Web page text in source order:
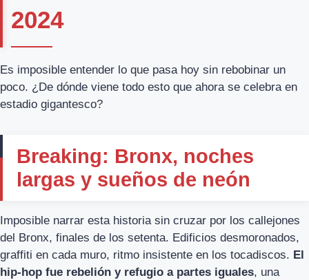
2024
Es imposible entender lo que pasa hoy sin rebobinar un
poco. ¿De dónde viene todo esto que ahora se celebra en
estadio gigantesco?
Breaking: Bronx, noches
largas y sueños de neón
Imposible narrar esta historia sin cruzar por los callejones
del Bronx, finales de los setenta. Edificios desmoronados,
graffiti en cada muro, ritmo insistente en los tocadiscos. El
hip-hop fue rebelión y refugio a partes iguales, una